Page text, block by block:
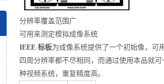
分辨率覆盖范围广
可用来测定模拟成像系统
IEEE 标板为成像系统提供了一个初始像，可
四周分辨率都不尽相同，而通过使用本品就
种视频系统，重复精度高。